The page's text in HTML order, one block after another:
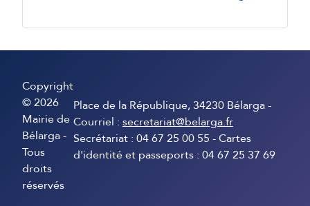
Copyright
© 2026
Mairie de
Bélarga -
Tous
droits
réservés
Place de la République, 34230 Bélarga -
Courriel : secretariat@belarga.fr
Secrétariat : 04 67 25 00 55 - Cartes
d'identité et passeports : 04 67 25 37 69